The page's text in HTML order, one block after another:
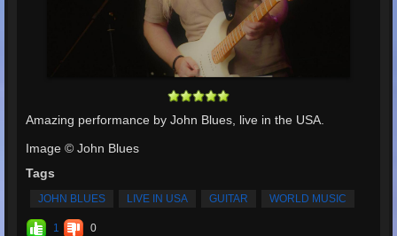
Amazing performance by John Blues, live in the USA.
Image © John Blues
Tags
JOHN BLUES LIVE IN USA GUITAR WORLD MUSIC
1 0